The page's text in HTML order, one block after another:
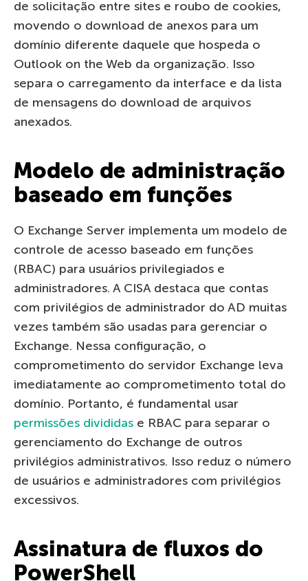
de solicitação entre sites e roubo de cookies,
movendo o download de anexos para um
domínio diferente daquele que hospeda o
Outlook on the Web da organização. Isso
separa o carregamento da interface e da lista
de mensagens do download de arquivos
anexados.
Modelo de administração
baseado em funções
O Exchange Server implementa um modelo de
controle de acesso baseado em funções
(RBAC) para usuários privilegiados e
administradores. A CISA destaca que contas
com privilégios de administrador do AD muitas
vezes também são usadas para gerenciar o
Exchange. Nessa configuração, o
comprometimento do servidor Exchange leva
imediatamente ao comprometimento total do
domínio. Portanto, é fundamental usar
permissões divididas e RBAC para separar o
gerenciamento do Exchange de outros
privilégios administrativos. Isso reduz o número
de usuários e administradores com privilégios
excessivos.
Assinatura de fluxos do
PowerShell